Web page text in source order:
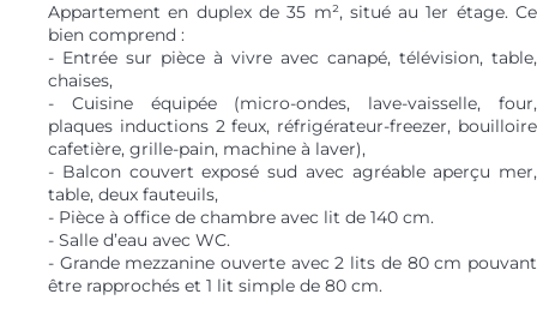
Appartement en duplex de 35 m², situé au 1er étage. Ce
bien comprend :
- Entrée sur pièce à vivre avec canapé, télévision, table,
chaises,
- Cuisine équipée (micro-ondes, lave-vaisselle, four,
plaques inductions 2 feux, réfrigérateur-freezer, bouilloire
cafetière, grille-pain, machine à laver),
- Balcon couvert exposé sud avec agréable aperçu mer,
table, deux fauteuils,
- Pièce à office de chambre avec lit de 140 cm.
- Salle d’eau avec WC.
- Grande mezzanine ouverte avec 2 lits de 80 cm pouvant
être rapprochés et 1 lit simple de 80 cm.